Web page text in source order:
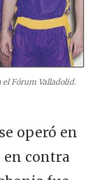
el Fórum Valladolid.
operó en
contra